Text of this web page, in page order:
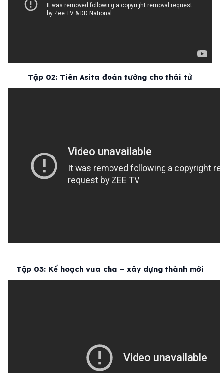
Tập 02: Tiên Asita đoán tướng cho thái tử
Tập 03: Kế hoạch vua cha – xây dựng thành mới